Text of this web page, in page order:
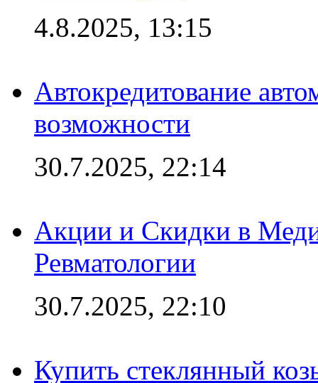
4.8.2025, 13:15
Автокредитование
возможности
30.7.2025, 22:14
Акции и Скидки в
Ревматологии
30.7.2025, 22:10
Купить стеклянный